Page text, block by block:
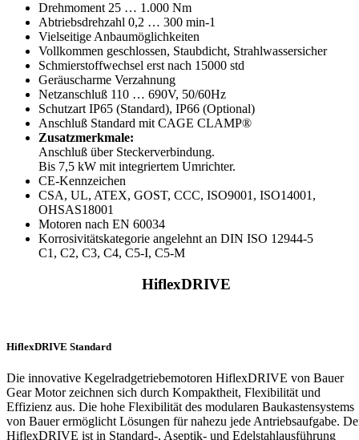
Drehmoment 25 … 1.000 Nm
Abtriebsdrehzahl 0,2 … 300 min-1
Vielseitige Anbaumöglichkeiten
Vollkommen geschlossen, Staubdicht, Strahlwassersicher
Schmierstoffwechsel erst nach 15000 std
Geräuscharme Verzahnung
Netzanschluß 110 … 690V, 50/60Hz
Schutzart IP65 (Standard), IP66 (Optional)
Anschluß Standard mit CAGE CLAMP®
Zusatzmerkmale:
Anschluß über Steckerverbindung.
Bis 7,5 kW mit integriertem Umrichter.
CE-Kennzeichen
CSA, UL, ATEX, GOST, CCC, ISO9001, ISO14001,
OHSAS18001
Motoren nach EN 60034
Korrosivitätskategorie angelehnt an DIN ISO 12944-5
C1, C2, C3, C4, C5-I, C5-M
HiflexDRIVE
HiflexDRIVE Standard
Die innovative Kegelradgetriebemotoren HiflexDRIVE von Bauer
Gear Motor zeichnen sich durch Kompaktheit, Flexibilität und
Effizienz aus. Die hohe Flexibilität des modularen Baukastensystems
von Bauer ermöglicht Lösungen für nahezu jede Antriebsaufgabe.
HiflexDRIVE ist in Standard-, Aseptik- und Edelstahlausführung